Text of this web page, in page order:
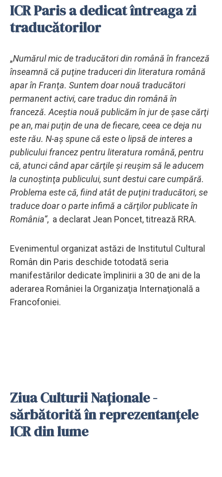
ICR Paris a dedicat întreaga zi
traducătorilor
„Numărul mic de traducători din română în franceză
înseamnă că puţine traduceri din literatura română
apar în Franţa. Suntem doar nouă traducători
permanent activi, care traduc din română în
franceză. Aceştia nouă publicăm în jur de şase cărţi
pe an, mai puţin de una de fiecare, ceea ce deja nu
este rău. N-aş spune că este o lipsă de interes a
publicului francez pentru literatura română, pentru
că, atunci când apar cărţile şi reuşim să le aducem
la cunoştinţa publicului, sunt destui care cumpără.
Problema este că, fiind atât de puţini traducători, se
traduce doar o parte infimă a cărţilor publicate în
România“, a declarat Jean Poncet, titrează RRA.
Evenimentul organizat astăzi de Institutul Cultural
Român din Paris deschide totodată seria
manifestărilor dedicate împlinirii a 30 de ani de la
aderarea României la Organizaţia Internaţională a
Francofoniei.
Ziua Culturii Naţionale -
sărbătorită în reprezentanţele
ICR din lume